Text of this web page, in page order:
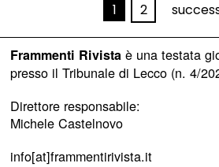
1 2
Frammenti Rivistaè una testata
presso il Tribunale di Lecco (n. 4/
Direttore responsabile:
Michele Castelnovo
info[at]frammentirivista.it